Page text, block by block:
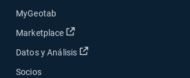
MyGeotab
Marketplace
Abrir en una nueva ventana
Datos y Análisis Abrir en una nueva ventana
Socios